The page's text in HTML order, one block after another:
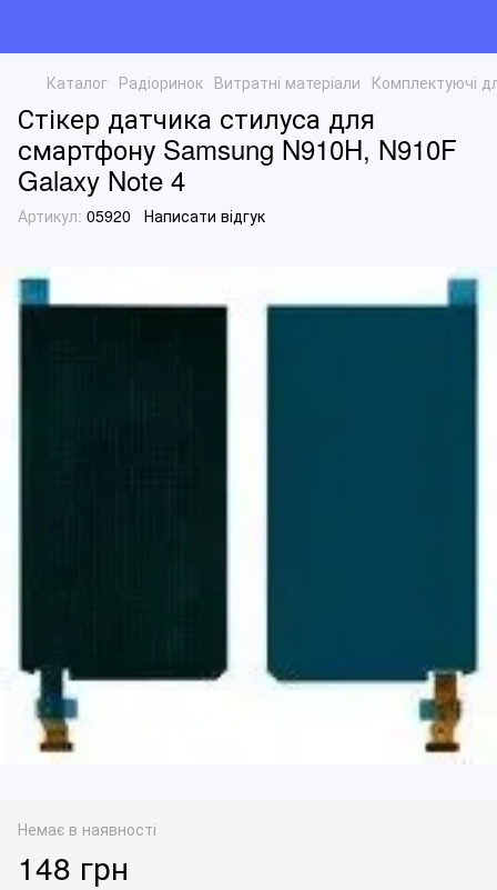
Каталог Радіоринок Витратні матеріали Комплектуючі
Стікер датчика стилуса для
смартфону Samsung N910H, N910F
Galaxy Note 4
Артикул: 05920 Написати відгук
Немає в наявності
148 грн